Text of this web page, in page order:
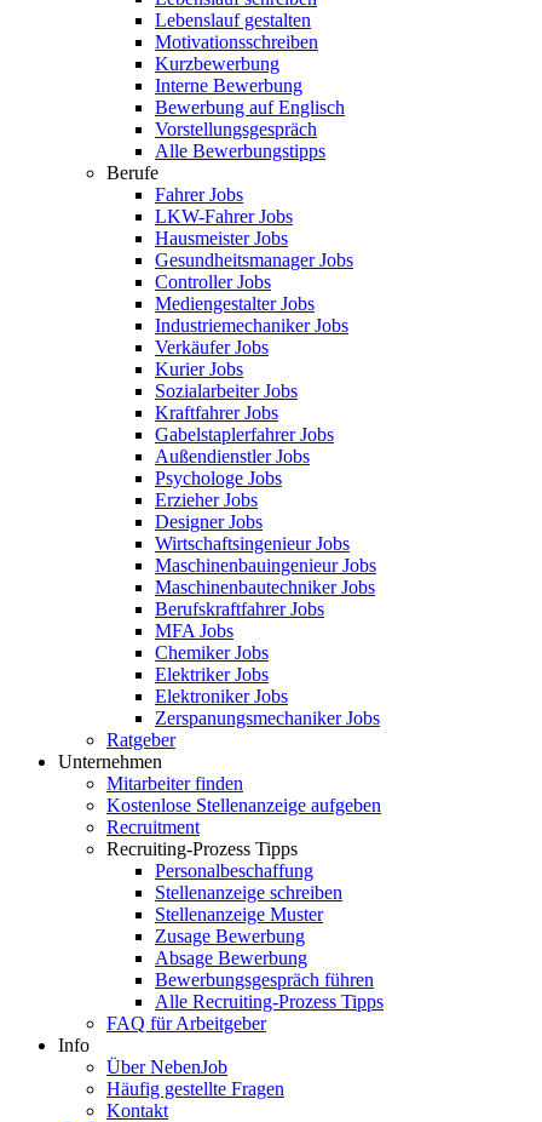
Lebenslauf gestalten
Motivationsschreiben
Kurzbewerbung
Interne Bewerbung
Bewerbung auf Englisch
Vorstellungsgespräch
Alle Bewerbungstipps
Berufe
Fahrer Jobs
LKW-Fahrer Jobs
Hausmeister Jobs
Gesundheitsmanager Jobs
Controller Jobs
Mediengestalter Jobs
Industriemechaniker Jobs
Verkäufer Jobs
Kurier Jobs
Sozialarbeiter Jobs
Kraftfahrer Jobs
Gabelstaplerfahrer Jobs
Außendienstler Jobs
Psychologe Jobs
Erzieher Jobs
Designer Jobs
Wirtschaftsingenieur Jobs
Maschinenbauingenieur Jobs
Maschinenbautechniker Jobs
Berufskraftfahrer Jobs
MFA Jobs
Chemiker Jobs
Elektriker Jobs
Elektroniker Jobs
Zerspanungsmechaniker Jobs
Ratgeber
Unternehmen
Mitarbeiter finden
Kostenlose Stellenanzeige aufgeben
Recruitment
Recruiting-Prozess Tipps
Personalbeschaffung
Stellenanzeige schreiben
Stellenanzeige Muster
Zusage Bewerbung
Absage Bewerbung
Bewerbungsgespräch führen
Alle Recruiting-Prozess Tipps
FAQ für Arbeitgeber
Info
Über NebenJob
Häufig gestellte Fragen
Kontakt